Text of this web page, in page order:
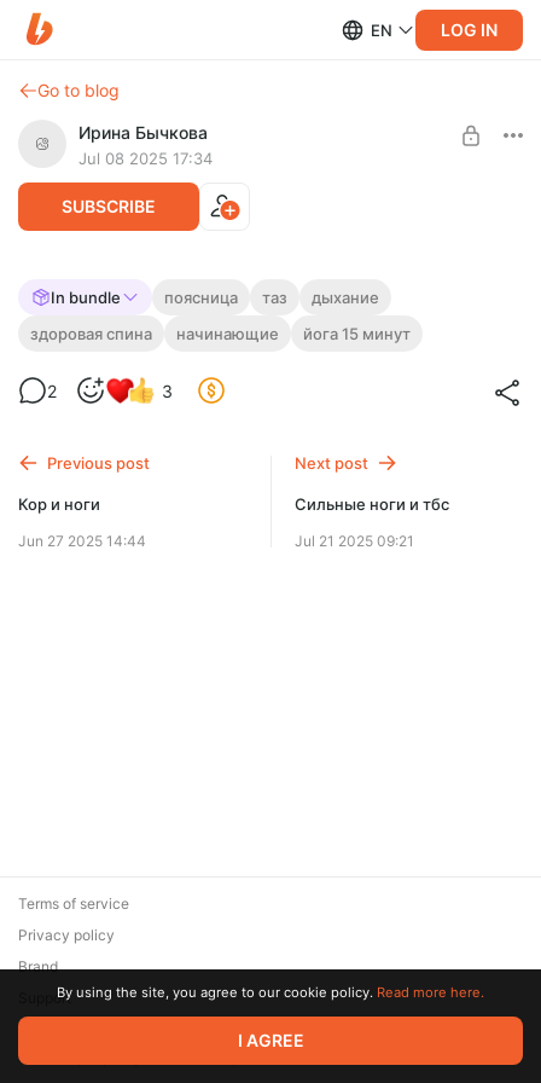
EN LOG IN
Go to blog
Ирина Бычкова
Jul 08 2025 17:34
SUBSCRIBE
Поясница и дыхание. Мягкий старт
Level required:
In bundle поясница таз
дыхание
здоровая спина
начинающие йога 15 минут
2 3
Previous post
Кор и ноги
Jun 27 2025 14:44
Next post
Сильные ноги и тбс
Jul 21 2025 09:21
© 2026 Zaya Solutions Limited. All rights reserved. All trademarks
are the property of their respective owners.
Terms of service
Privacy policy
Brand
SupportBy using the site, you agree to our cookie policy. Read more here.
I AGREE